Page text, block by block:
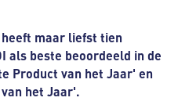
maar liefst tien
als beste beoordeeld in de
Product van het Jaar' en
het Jaar'.